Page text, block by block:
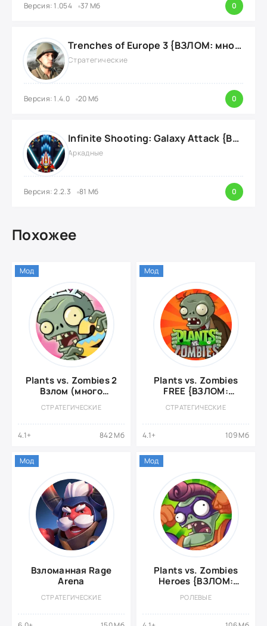
Версия: 1.054 37 Мб 0
Trenches of Europe 3 {ВЗЛОМ: много денег}
Стратегические
Версия: 1.4.0 20 Мб 0
Infinite Shooting: Galaxy Attack {ВЗЛОМ: Бесплатные Покупки}
Аркадные
Версия: 2.2.3 81 Мб 0
Похожее
Plants vs. Zombies 2
Взлом (много
СТРАТЕГИЧЕСКИЕ
4.1+ 842 Мб
Мод
Plants vs. Zombies
FREE {ВЗЛОМ:
СТРАТЕГИЧЕСКИЕ
4.1+ 109 Мб
Мод
Взломанная Rage
Arena
СТРАТЕГИЧЕСКИЕ
Мод
Plants vs. Zombies
Heroes {ВЗЛОМ:
ходы}
РОЛЕВЫЕ
Мод